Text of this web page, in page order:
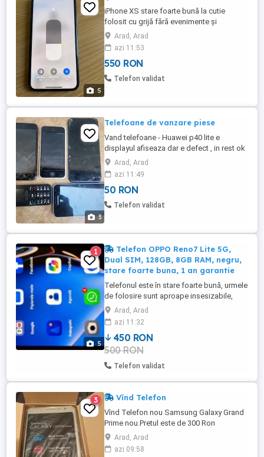
5
iPhone XS stare foarte bună la cutie
folosit cu grijă fără evenimente și
elemente schimbate totul original Face ID
funcțional accept și schimb cu alt telefon
iPhone sau Samsung doar în Arad
Arad, Arad
azi 11:53
550 RON
Telefon validat
3
Telefoane de vanzare piese
Vand telefoane - Huawei p40 lite e
displayul afiseaza dar e defect , in rest ok
- Samsung j3 display defect , in rest ok -
Alcatel 1016 afiseaza incarcarea - Iphone
8 display spart , afiseaza dar e defect -
Iphone 5c display defect - Bateri externe
bune , functionale .
Arad, Arad
azi 11:49
50 RON
Telefon validat
5
1
Telefon OPPO Reno7 Lite 5G,
Dual SIM, 128GB, 8GB RAM, negru,
stare foarte buna, 1 an garantie
Telefonul este în stare foarte bună, urmele
de folosire sunt aproape insesizabile,
deși folia de sticlă de pe ecran are o zonă
în care a intrat aer în partea dreaptă sus.
Funcționează perfect. Îl dau cu tot cu
cutia, care cuprinde husa originală
nefolosită, un cablu USB tip C la USB tip C
și manualul ...
Arad, Arad
azi 11:32
450 RON
500 RON
Telefon validat
3 Vînd Telefon
Vînd Telefon nou Samsung Galaxy Grand
Prime nou.Pretul este de 300 Ron
negociabil
Arad, Arad
azi 09:58